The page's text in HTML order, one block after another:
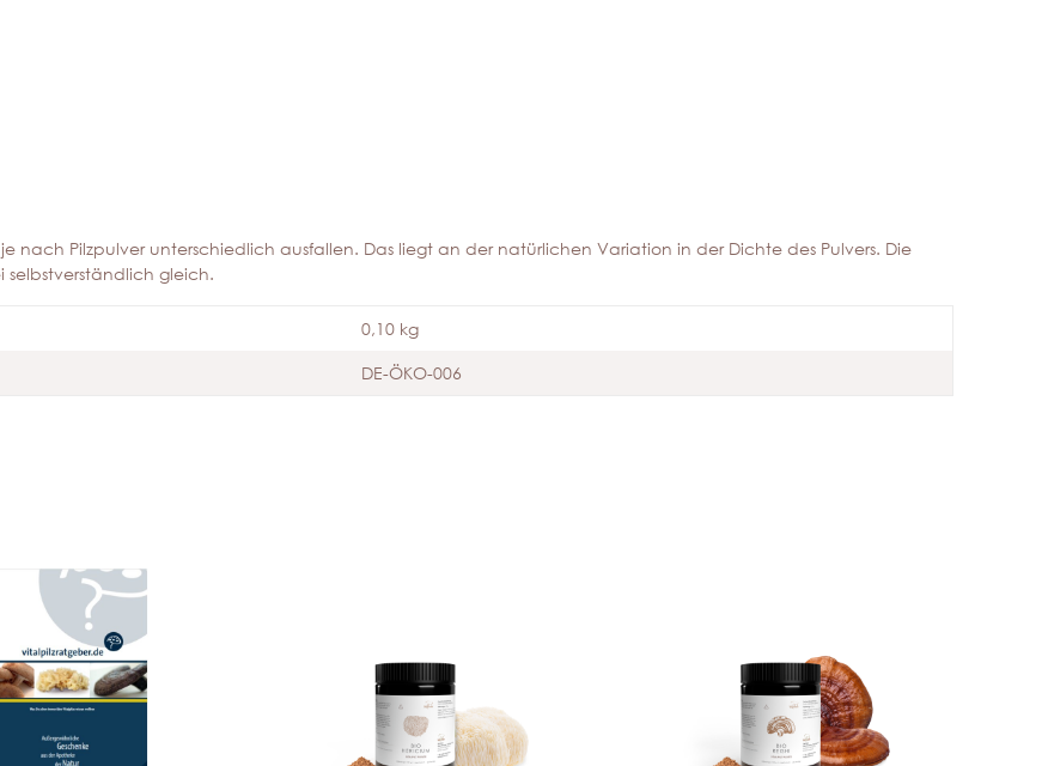
nach Pilzpulver unterschiedlich ausfallen. Das liegt an der natürlichen Variation in der Dichte des Pulvers. Die
gleich.
0,10 kg
DE-ÖKO-006